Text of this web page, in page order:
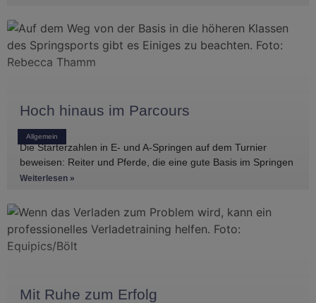
Allgemein
Hoch hinaus im Parcours
Die Starterzahlen in E- und A-Springen auf dem Turnier
beweisen: Reiter und Pferde, die eine gute Basis im Springen
haben, gibt es
Weiterlesen »
Mit Ruhe zum Erfolg